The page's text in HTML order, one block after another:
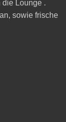
Lounge .
sowie frische